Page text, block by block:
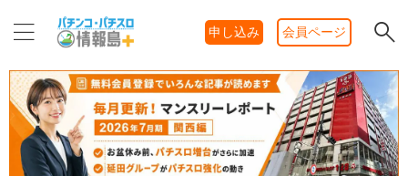
申し込み 会員ページ